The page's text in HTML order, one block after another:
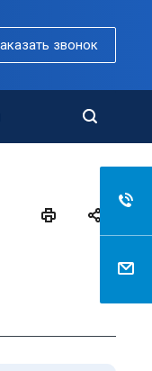
звонок